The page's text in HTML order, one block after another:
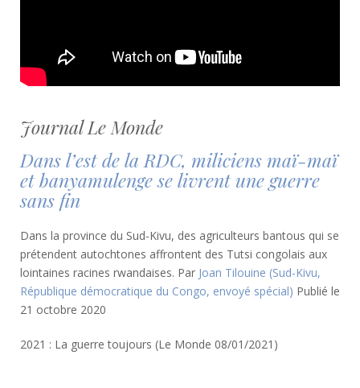
Journal Le Monde
Dans l’est de la RDC, miliciens maï-maï
et banyamulenge se livrent une guerre
sans fin
Dans la province du Sud-Kivu, des agriculteurs bantous qui se
prétendent autochtones affrontent des Tutsi congolais aux
lointaines racines rwandaises. Par Joan Tilouine (Sud-Kivu,
République démocratique du Congo, envoyé spécial) Publié le
21 octobre 2020
2021 : La guerre toujours (Le Monde 08/01/2021)